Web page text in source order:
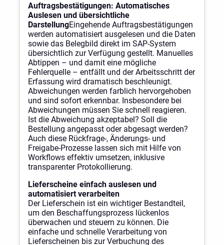
Auftragsbestätigungen: Automatisches
Auslesen und übersichtliche
DarstellungEingehende Auftragsbestätigungen
werden automatisiert ausgelesen und die Daten
sowie das Belegbild direkt im SAP-System
übersichtlich zur Verfügung gestellt. Manuelles
Abtippen – und damit eine mögliche
Fehlerquelle – entfällt und der Arbeitsschritt der
Erfassung wird dramatisch beschleunigt.
Abweichungen werden farblich hervorgehoben
und sind sofort erkennbar. Insbesondere bei
Abweichungen müssen Sie schnell reagieren.
Ist die Abweichung akzeptabel? Soll die
Bestellung angepasst oder abgesagt werden?
Auch diese Rückfrage-, Änderungs- und
Freigabe-Prozesse lassen sich mit Hilfe von
Workflows effektiv umsetzen, inklusive
transparenter Protokollierung.
Lieferscheine einfach auslesen und
automatisiert verarbeiten
Der Lieferschein ist ein wichtiger Bestandteil,
um den Beschaffungsprozess lückenlos
überwachen und steuern zu können. Die
einfache und schnelle Verarbeitung von
Lieferscheinen bis zur Verbuchung des